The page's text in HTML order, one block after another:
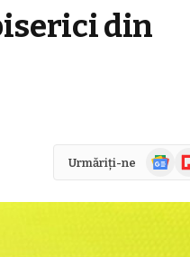
din
Urmăriți-ne
Știri
Google